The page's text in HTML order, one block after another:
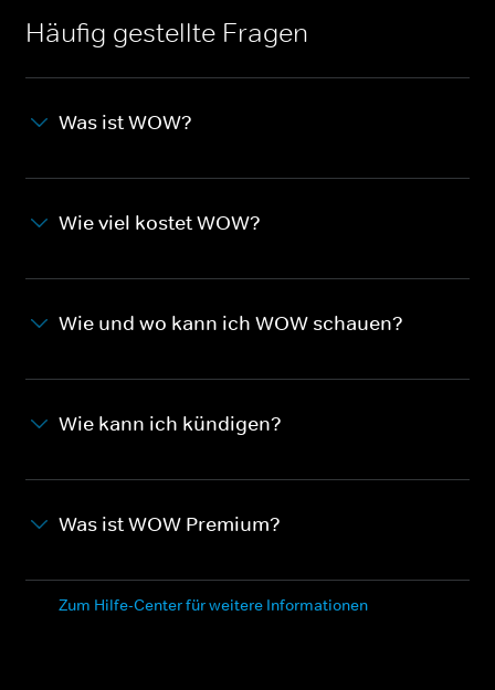
Häufig gestellte Fragen
Was ist WOW?
Wie viel kostet WOW?
Wie und wo kann ich WOW schauen?
Wie kann ich kündigen?
Was ist WOW Premium?
Zum Hilfe-Center für weitere Informationen